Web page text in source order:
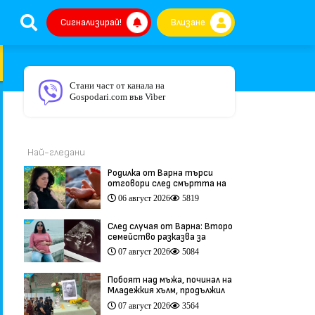
Сигнализирай! Влизане
Стани част от канала на
Gospodari.com във Viber
Най-гледани
Родилка от Варна търси
отговори след смъртта на
бебето ѝ дни преди секцио
(видео)
06 август 2026 5819
След случая от Варна: Второ
семейство разказва за
трагедия след бременност
при същия лекар (видео)
07 август 2026 5084
Побоят над мъжа, починал на
Младежкия хълм, продължил
повече от час (видео)
07 август 2026 3564